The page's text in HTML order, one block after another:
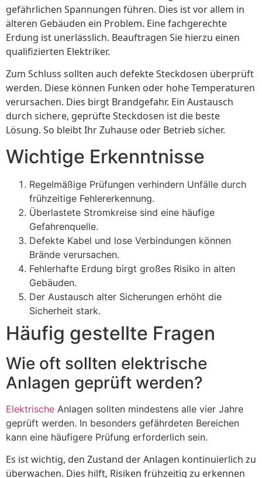
gefährlichen Spannungen führen. Dies ist vor allem in
älteren Gebäuden ein Problem. Eine fachgerechte
Erdung ist unerlässlich. Beauftragen Sie hierzu einen
qualifizierten Elektriker.
Zum Schluss sollten auch defekte Steckdosen überprüft
werden. Diese können Funken oder hohe Temperaturen
verursachen. Dies birgt Brandgefahr. Ein Austausch
durch sichere, geprüfte Steckdosen ist die beste
Lösung. So bleibt Ihr Zuhause oder Betrieb sicher.
Wichtige Erkenntnisse
Regelmäßige Prüfungen verhindern Unfälle durch
frühzeitige Fehlererkennung.
Überlastete Stromkreise sind eine häufige
Gefahrenquelle.
Defekte Kabel und lose Verbindungen können
Brände verursachen.
Fehlerhafte Erdung birgt großes Risiko in alten
Gebäuden.
Der Austausch alter Sicherungen erhöht die
Sicherheit stark.
Häufig gestellte Fragen
Wie oft sollten elektrische
Anlagen geprüft werden?
Elektrische Anlagen sollten mindestens alle vier Jahre
geprüft werden. In besonders gefährdeten Bereichen
kann eine häufigere Prüfung erforderlich sein.
Es ist wichtig, den Zustand der Anlagen kontinuierlich zu
überwachen. Dies hilft, Risiken frühzeitig zu erkennen